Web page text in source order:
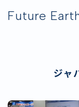
Future
横浜グリーンエ
ジャ